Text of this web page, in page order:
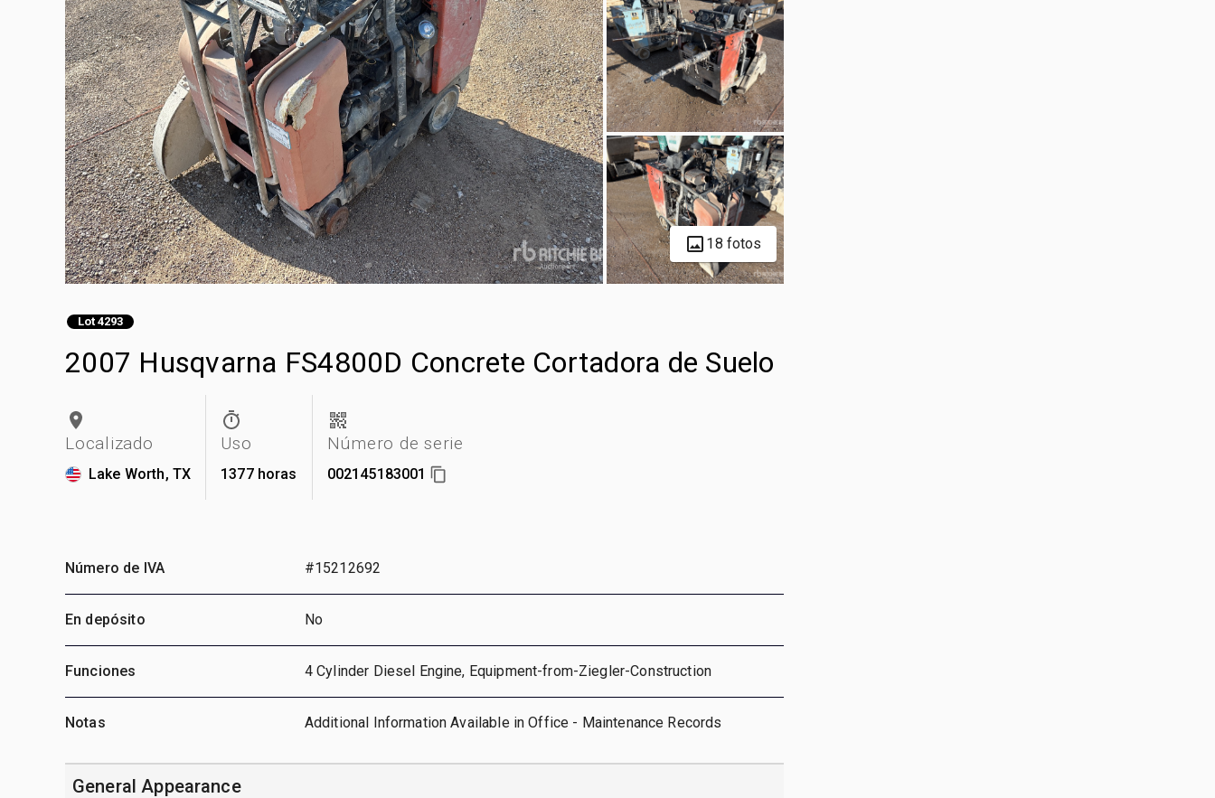
18 fotos
Lot 4293
2007 Husqvarna FS4800D Concrete Cortadora de Suelo
Localizado
Lake Worth, TX
Uso
1377 horas
Número de serie
002145183001
Número de IVA #15212692
En depósito No
Funciones 4 Cylinder Diesel Engine, Equipment-from-Ziegler-Construction
Notas Additional Information Available in Office - Maintenance Records
General Appearance